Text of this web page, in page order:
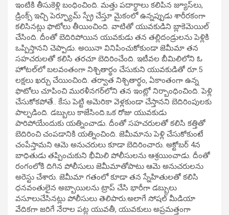
ఇంటికి తీసుకెళ్లి బంధించింది. మత్తు పదార్థాలు కలిపిన జ్యూస్‌లు,
డ్రింక్స్‌ ఇచ్చి పెర్ఫ్యూమ్‌ స్ప్రే చేస్తూ మైకంలో ఉన్నప్పుడు శారీరకంగా
కలిసినట్లు ఫొటోలు తీయించింది. వాటితో యువకుడిని బ్లాకెమెయిల్‌
చేసింది. దీంతో బెదిరిపోయిన యువకుడు తన తల్లిదండ్రులను పెళ్లికి
ఒప్పిస్తానని చెప్పాడు. అయినా వినిపించుకోకుండా జెమీమా తన
సహచరులతో కలిసి తరచూ బెదిరించేంది. ఇటీవల బీమిలిలోని ఓ
హోటల్‌లో బలవంతంగా నిశ్చితార్థం చేసుకుని యువకుడితో రూ.5
లక్షలు ఖర్చు చేయించింది. తర్వాత నిశ్చితార్థం, ఏకాంతంగా ఉన్న
ఫొటోలు చూపించి మురళీనగర్‌లోని తన ఇంట్లో నిర్బాంధించింది. పెళ్లి
చేసుకోకపోతే.. కేసు పెట్టి అమెరికా వెళ్లకుండా చేస్తానని బెదిరింపులకు
పాల్పడింది. డబ్బులు కాజేసింది.ఒక రోజు యువకుడు
పారిపోయేందుకు యత్నించాడు. దీంతో సహచరులతో కలిసి కత్తితో
బెదిరించి చంపడానికి యత్నించింది. జెమీమాను పెళ్లి చేసుకోకుంటే
చంపేస్తామని ఆమె అనుచరులు కూడా బెదిరించారు. అక్టోబర్‌ 4న
బాధితుడు తప్పించుకుని భీమిలి పోలీసులను ఆశ్రయించాడు. దీంతో
రంగంలోకి దిగిన పోలీసులు జెమీమాతోపాటు ఆమె అనుచరులను
అరెస్టు చేశారు. జెమీమా గతంలో కూడా తన స్నేహితులతో కలిసి
ధనవంతులైన అబ్బాయిలను ట్రాప్‌ చేసి భారీగా డబ్బులు
వసూలుచేసినట్లు పోలీసులు తెలిపారు.అలాగే సోషల్ మీడియా
వేదికగా జరిగే నేరాల పట్ల యువతీ, యువకులు అప్రమత్తంగా